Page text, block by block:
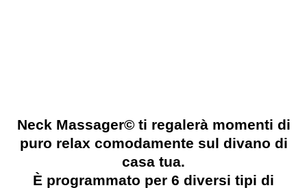
Neck Massager© ti regalerà momenti di
puro relax comodamente sul divano di
casa tua.
È programmato per 6 diversi tipi di